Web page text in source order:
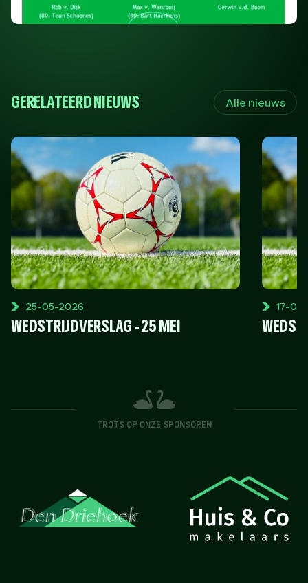
GERELATEERD NIEUWS Alle nieuws
WEDSTRIJDVERSLAG - 25 MEI
25-05-2026 17-
TROTS OP ONZE SPONSOREN